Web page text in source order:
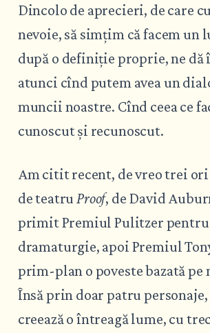
Dincolo de aprecieri, de care
nevoie, să simțim că facem un
după o definiție proprie, ne dă
atunci cînd putem avea un
muncii noastre. Cînd ceea ce
cunoscut și recunoscut.
Am citit recent, de vreo trei
de teatru Proof, de David
primit Premiul Pulitzer pentru
dramaturgie, apoi Premiul
prim-plan o poveste bazată pe
Însă prin doar patru
creează o întreagă lume, cu